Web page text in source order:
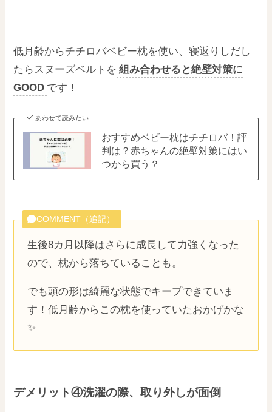
低月齢からチチロバベビー枕を使い、寝返りしだし
たらスヌーズベルトを 組み合わせると絶壁対策に
GOOD です！
あわせて読みたい
おすすめベビー枕はチチロバ！評
判は？赤ちゃんの絶壁対策にはい
つから買う？
COMMENT（追記）
生後8カ月以降はさらに成長して力強くなった
ので、枕から落ちていることも。
でも頭の形は綺麗な状態でキープできていま
す！低月齢からこの枕を使っていたおかげかな
✨
デメリット④洗濯の際、取り外しが面倒